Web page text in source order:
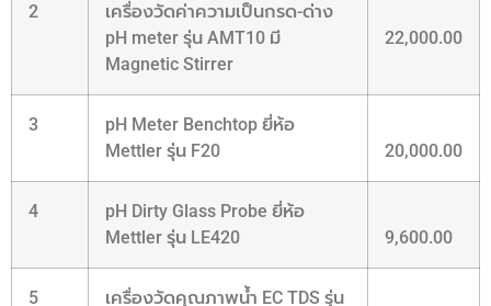
2
เครื่องวัดค่าความเป็นกรด-ด่าง
pH meter รุ่น AMT10 มี
Magnetic Stirrer
22,000.00
3
pH Meter Benchtop ยี่ห้อ
Mettler รุ่น F20
20,000.00
4
pH Dirty Glass Probe ยี่ห้อ
Mettler รุ่น LE420
9,600.00
5
เครื่องวัดคุณภาพน้ำ EC TDS รุ่น